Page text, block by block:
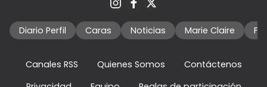
Diario Perfil Caras Noticias Marie Claire
Canales RSS Quienes Somos
Contáctenos